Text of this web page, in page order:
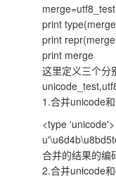
print
print
print merge
这里定义三个分
1.合并unicode
<type 'unicode'>
合并的结果的编
2.合并unicode和